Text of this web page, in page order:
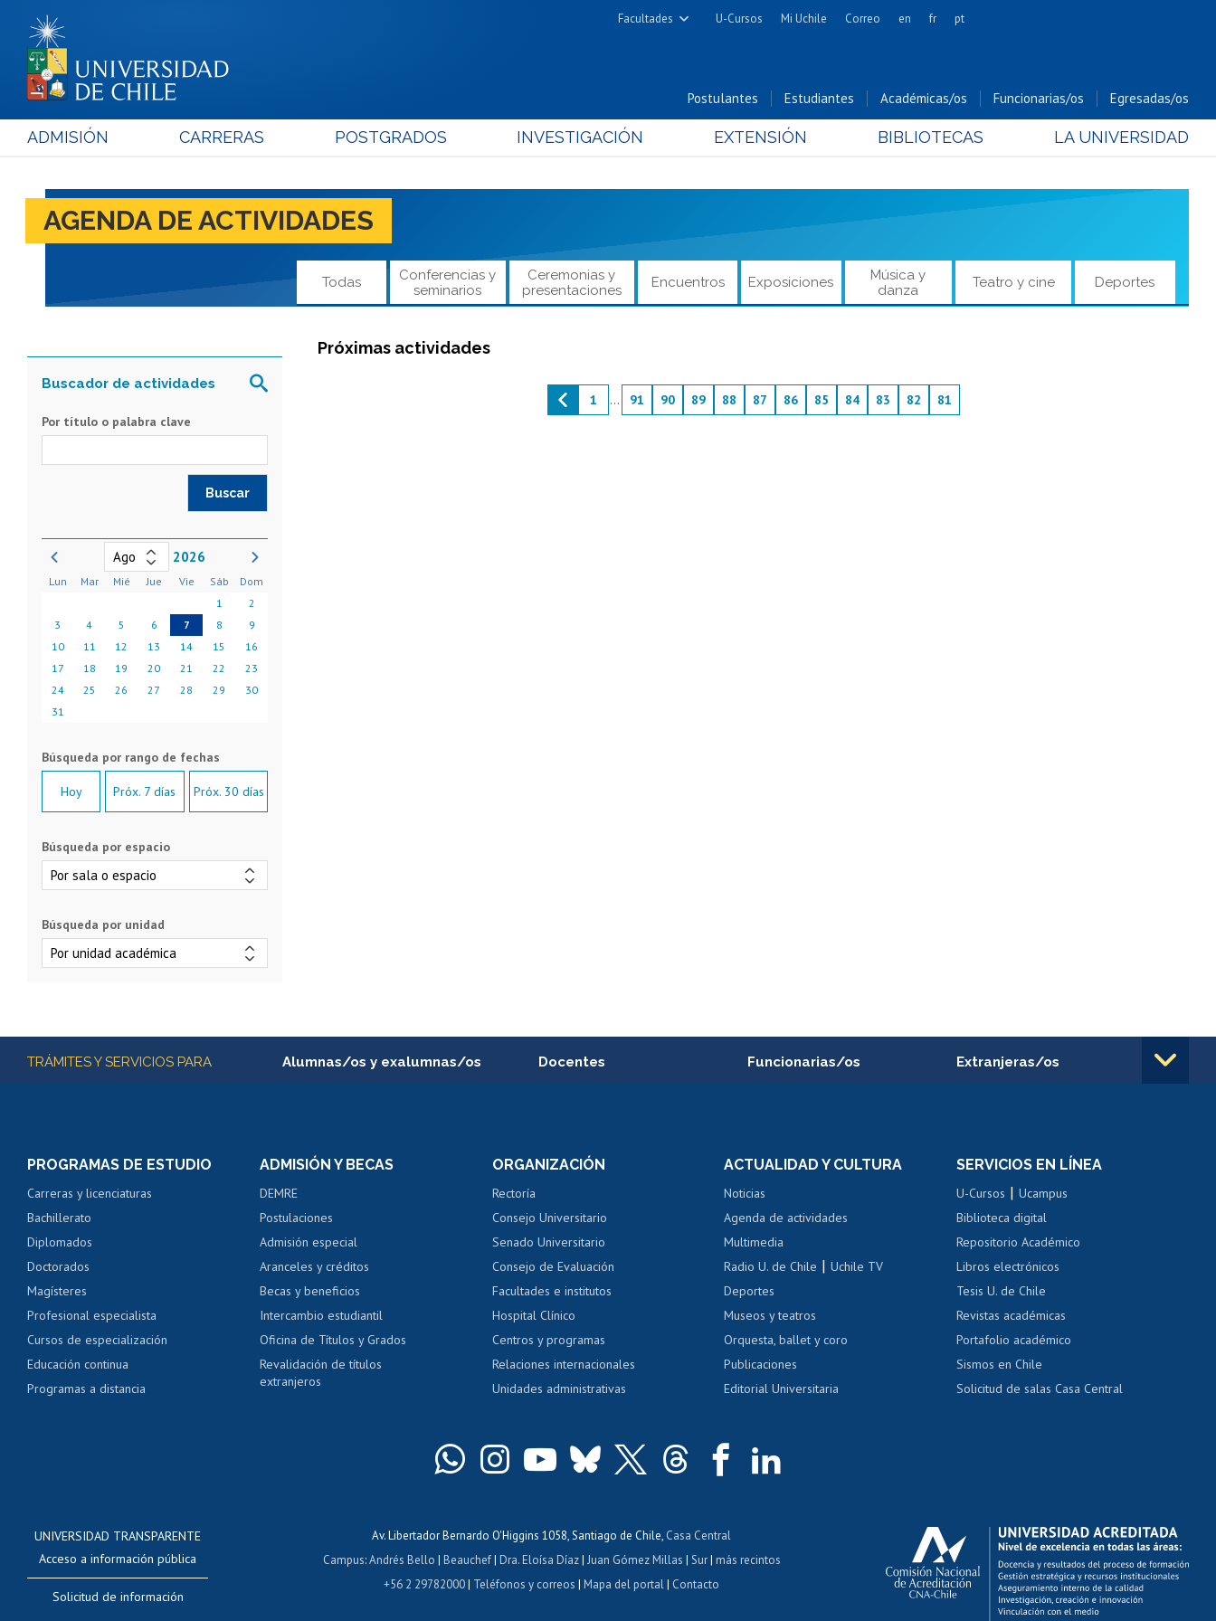
Facultades
Cs. Físicas y Matemáticas
Cs. Forestales y Conservación
Cs. Químicas y Farmacéuticas
Cs. Sociales
Estudios Avanzados en Educación
Estudios Internacionales
U-Cursos Mi Uchile Correo en fr pt
Postulantes Estudiantes Académicas/os Funcionarias/os Egresadas/os
ADMISIÓN CARRERAS POSTGRADOS INVESTIGACIÓN EXTENSIÓN BIBLIOTECAS LA UNIVERSIDAD
AGENDA DE ACTIVIDADES
Todas
Conferencias y
seminarios
Ceremonias y
presentaciones
Encuentros Exposiciones
Música y
danza
Teatro y cine Deportes
Buscador de actividades
Por título o palabra clave
2026
Lun Mar Mié Jue Vie Sáb
Dom
1
2
3
4 5 6 7 8
9
10
11 12 13 14 15
16
17
18 19 20 21 22
23
24
25 26 27 28 29
30
31
Hoy Próx. 7 días Próx. 30 días
Búsqueda por espacio
Búsqueda por unidad
Próximas actividades
1 ... 91 90 89 88 87 86 85 84 83 82 81
Más información
TRÁMITES Y SERVICIOS PARA Alumnas/os y exalumnas/os
Servicio médico y dental
Pago de arancel y crédito alumnos
Pago de arancel y crédito exalumnos
Certificado de títulos y grados
Docentes
Perfeccionamiento
Evaluación docente
Calificación académica
Postulación al AUCAI
Funcionarias/os
Portal de movilidad interna
Certificado de renta
Certificado de renta
Extranjeras/os
Cursos de español
Mi Uchile Ayuda tecnológica Tarjeta TUI Acoso laboral, sexual y violencia Denuncias administrativas
PROGRAMAS DE ESTUDIO
Carreras y licenciaturas
Bachillerato
Diplomados
Doctorados
Magísteres
Profesional especialista
Cursos de especialización
Educación continua
Programas a distancia
ADMISIÓN Y BECAS
DEMRE
Postulaciones
Admisión especial
Aranceles y créditos
Becas y beneficios
Intercambio estudiantil
Oficina de Títulos y Grados
Revalidación de títulos
extranjeros
ORGANIZACIÓN
Rectoría
Consejo Universitario
Senado Universitario
Consejo de Evaluación
Facultades e institutos
Hospital Clínico
Centros y programas
Relaciones internacionales
Unidades administrativas
ACTUALIDAD Y CULTURA
Noticias
Agenda de actividades
Multimedia
Radio U. de Chile |Uchile TV
Deportes
Museos y teatros
Orquesta, ballet y coro
Publicaciones
Editorial Universitaria
SERVICIOS EN LÍNEA
U-Cursos |Ucampus
Biblioteca digital
Repositorio Académico
Libros electrónicos
Tesis U. de Chile
Revistas académicas
Portafolio académico
Sismos en Chile
Solicitud de salas Casa Central
UNIVERSIDAD TRANSPARENTE
Acceso a información pública
Solicitud de información
Av. Libertador Bernardo O'Higgins 1058, Santiago de Chile, Casa Central
Campus:Andrés Bello | Beauchef| Dra. Eloísa Díaz| Juan Gómez Millas | Sur| más recintos
+56 2 29782000| Teléfonos y correos |Mapa del portal| Contacto